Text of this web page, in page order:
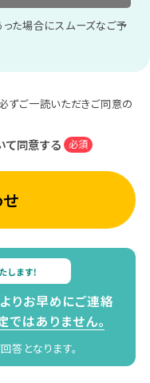
た場合にスムーズなご予
必ずご一読いただきご同意の
て同意する 必須
りお早めにご連絡
ではありません。
答となります。